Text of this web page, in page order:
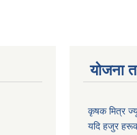
योजना
कृषक मित्र
यदि हजुर